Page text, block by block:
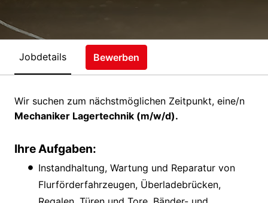
Jobdetails Bewerben
Wir suchen zum nächstmöglichen Zeitpunkt, eine/n
Mechaniker Lagertechnik (m/w/d).
Ihre Aufgaben:
Instandhaltung, Wartung und Reparatur von
Flurförderfahrzeugen, Überladebrücken,